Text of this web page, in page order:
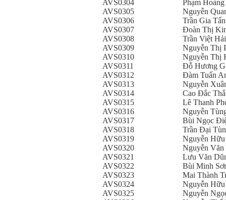
AVS0304
Phạm
AVS0305
Nguyễn
AVS0306
Trần Gia Tấn
AVS0307
Đoàn Thị
AVS0308
Trần Việt Hải
AVS0309
Nguyễn Thị
AVS0310
Nguyễn Thị
AVS0311
Đỗ Hương
AVS0312
Đàm Tuấn
AVS0313
Nguyễn
AVS0314
Cao Đắc
AVS0315
Lê Thanh
AVS0316
Nguyễn
AVS0317
Bùi Ngọc
AVS0318
Trần Đại
AVS0319
Nguyễn
AVS0320
Nguyễn Văn
AVS0321
Lưu Văn
AVS0322
Bùi Minh
AVS0323
Mai Thành
AVS0324
Nguyễn
AVS0325
Nguyễn